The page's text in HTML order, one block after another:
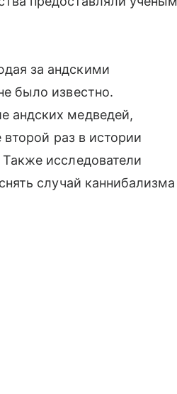
за андскими
было известно.
андских медведей,
раз в истории
исследователи
случай каннибализма